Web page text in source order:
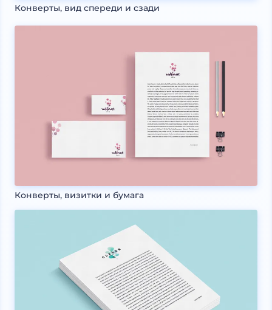
Конверты, вид спереди и сзади
Конверты, визитки и бумага